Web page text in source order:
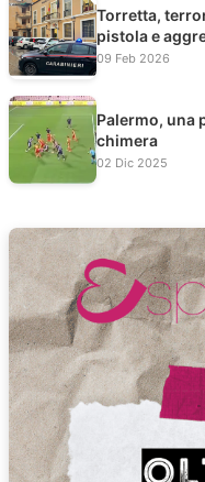
Torretta,
pistola e
09 Feb 2026
Palermo, una
chimera
02 Dic 2025